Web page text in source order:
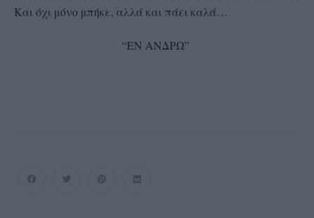
Και όχι μόνο μπήκε, αλλά και πάει καλά…
“ΕΝ ΑΝΔΡΩ”